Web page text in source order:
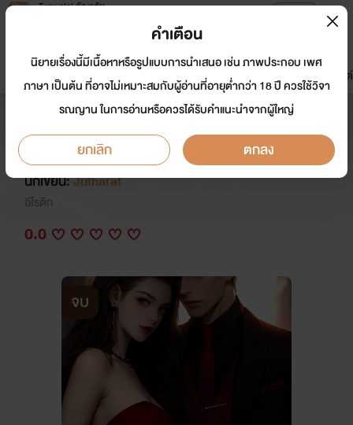
Tunwalai ธัญวลัย
หน้าแรก นิยาย อีบุ๊ก การ์ตูน
มาใหม่
ดรีมแชท ธัญลิสต์
Bad Guy รักร้าย นายมาเฟีย 2
(เมฆินทร์)
นักเขียน:Jutharat
อีโรติก
0.0
จบ
คำเตือน
นิยายเรื่องนี้มีเนื้อหาหรือรูปแบบการนำเสนอ เช่น ภาพประกอบ เพศ
ภาษา เป็นต้น ที่อาจไม่เหมาะสมกับผู้อ่านที่อายุต่ำกว่า 18 ปี ควรใช้วิจา
รณญาน ในการอ่านหรือควรได้รับคำแนะนำจากผู้ใหญ่
ยกเลิก ตกลง